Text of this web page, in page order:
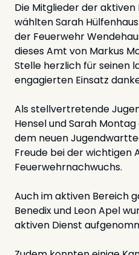
Die Mitglieder der
wählten Sarah
der Feuerwehr
dieses Amt von Markus
Stelle herzlich für seinen
engagierten Einsatz
Als stellvertretende
Hensel und Sarah
dem neuen
Freude bei der wichtigen
Feuerwehrnachwuchs.
Auch im aktiven Bereich
Benedix und Leon Apel
aktiven Dienst